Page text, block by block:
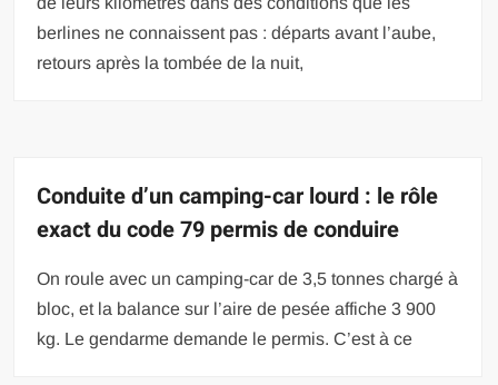
berlines ne connaissent pas : départs avant l’aube,
retours après la tombée de la nuit,
Conduite d’un camping-car lourd : le rôle
exact du code 79 permis de conduire
On roule avec un camping-car de 3,5 tonnes chargé à
bloc, et la balance sur l’aire de pesée affiche 3 900
kg. Le gendarme demande le permis. C’est à ce